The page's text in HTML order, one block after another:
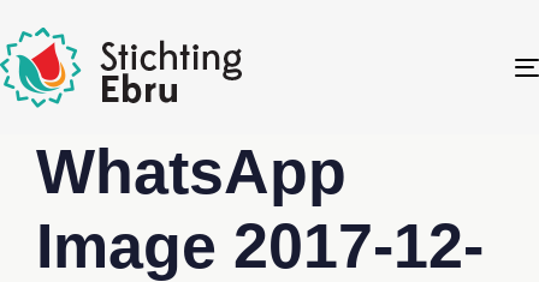
WhatsApp
Image 2017-12-